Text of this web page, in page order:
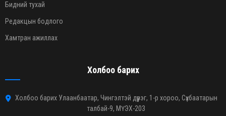
Бидний тухай
Редакцын бодлого
Хамтран ажиллах
Холбоо барих
Холбоо барих Улаанбаатар, Чингэлтэй дүүрэг, 1-р хороо, Сүхбаатарын
талбай-9, МҮЭХ-203